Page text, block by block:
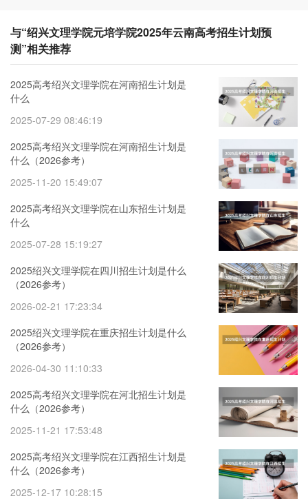
与“绍兴文理学院元培学院2025年云南高考招生计划预
测”相关推荐
2025高考绍兴文理学院在河南招生计划是
什么
2025-07-29 08:46:19
2025高考绍兴文理学院在河南招生计划是
什么（2026参考）
2025-11-20 15:49:07
2025高考绍兴文理学院在山东招生计划是
什么
2025-07-28 15:19:27
2025绍兴文理学院在四川招生计划是什么
（2026参考）
2026-02-21 17:23:34
2025绍兴文理学院在重庆招生计划是什么
（2026参考）
2026-04-30 11:10:33
2025高考绍兴文理学院在河北招生计划是
什么（2026参考）
2025-11-21 17:53:48
2025高考绍兴文理学院在江西招生计划是
什么（2026参考）
2025-12-17 10:28:15